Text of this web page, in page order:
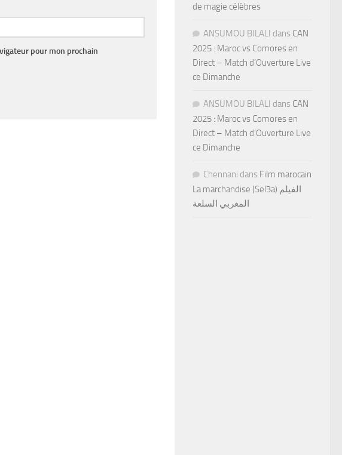
pour mon prochain
de magie célèbres
ANSUMOU BILALI dans CAN
2025 : Maroc vs Comores en
Direct – Match d’Ouverture Live
ce Dimanche
ANSUMOU BILALI dans CAN
2025 : Maroc vs Comores en
Direct – Match d’Ouverture Live
ce Dimanche
Chennani dans Film marocain
La marchandise (Sel3a) الفيلم
المغربي السلعة